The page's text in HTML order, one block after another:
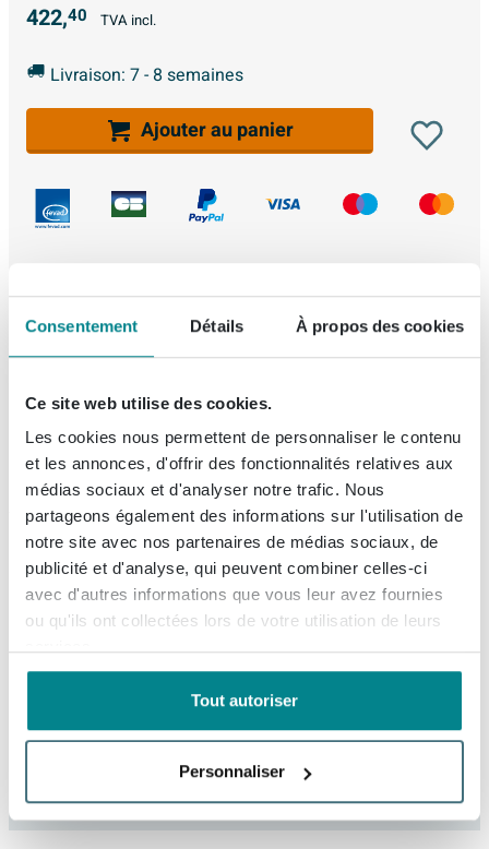
Consentement Détails À propos des cookies
Ce site web utilise des cookies.
Les cookies nous permettent de personnaliser le contenu
et les annonces, d'offrir des fonctionnalités relatives aux
médias sociaux et d'analyser notre trafic. Nous
partageons également des informations sur l'utilisation de
notre site avec nos partenaires de médias sociaux, de
publicité et d'analyse, qui peuvent combiner celles-ci
avec d'autres informations que vous leur avez fournies
ou qu'ils ont collectées lors de votre utilisation de leurs
Tout autoriser
Personnaliser
422,40 TVA incl.
Livraison: 7 - 8 semaines
Ajouter au panier
Livraison sur rendez-vous
Achat 100% Sécurisé
Garantie Meilleur Prix
avis, avec une évaluation de8.9
Description
BRAUER Ocean Medium plan vasque -
60x46x4cm - lattes chêne blanc
Ce plan vasque compact est un choix idéal si vous
souhaitez apporter une ambiance chaleureuse et
naturelle dans la salle de bains sans renoncer à un
design épuré. Avec sa largeur d’environ 60 cm, il
s’intègre parfaitement dans les petites à moyennes
Spécifications
Numéro de fournisseur
TB-OCM60LEW
8720359347497
Marque
Brauer
À propos de Brauer
Informations de commande et de livraison